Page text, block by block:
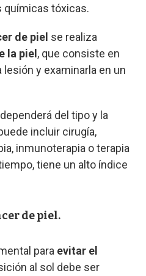
químicas tóxicas.
de piel se realiza
la piel , que consiste en
y examinarla en un
del tipo y la
incluir cirugía,
inmunoterapia o terapia
tiene un alto índice
de piel.
para evitar el
al sol debe ser